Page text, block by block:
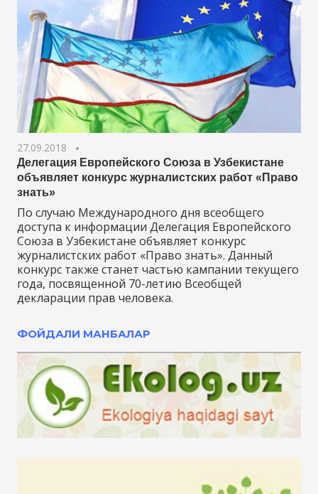
27.09.2018
Делегация Европейского Союза в Узбекистане
объявляет конкурс журналистских работ «Право
знать»
По случаю Международного дня всеобщего
доступа к информации Делегация Европейского
Союза в Узбекистане объявляет конкурс
журналистских работ «Право знать». Данный
конкурс также станет частью кампании текущего
года, посвященной 70-летию Всеобщей
декларации прав человека.
ФОЙДАЛИ МАНБАЛАР